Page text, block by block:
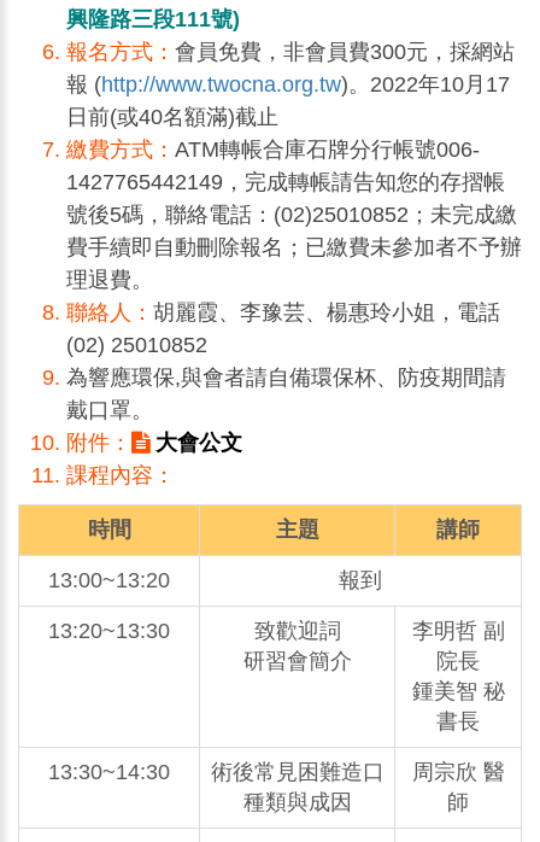
興隆路三段111號)
報名方式： 會員免費，非會員費300元，採網站
報 (http://www.twocna.org.tw)。2022年10月17
日前(或40名額滿)截止
繳費方式： ATM轉帳合庫石牌分行帳號006-
1427765442149，完成轉帳請告知您的存摺帳
號後5碼，聯絡電話：(02)25010852；未完成繳
費手續即自動刪除報名；已繳費未參加者不予辦
理退費。
聯絡人： 胡麗霞、李豫芸、楊惠玲小姐，電話
(02) 25010852
為響應環保,與會者請自備環保杯、防疫期間請
戴口罩。
附件：
大會公文
課程內容：
時間 主題 講師
13:00~13:20 報到
13:20~13:30
致歡迎詞
研習會簡介
李明哲 副
院長
鍾美智 秘
書長
13:30~14:30
術後常見困難造口
種類與成因
周宗欣 醫
師